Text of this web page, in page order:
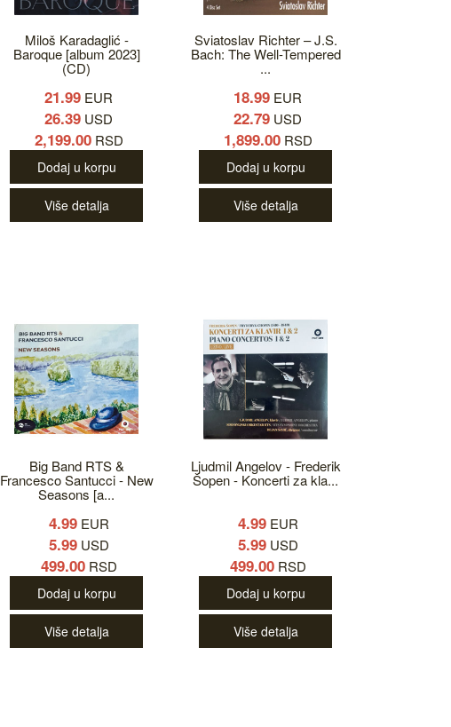
Miloš Karadaglić -
Baroque [album 2023]
(CD)
21.99 EUR
26.39 USD
2,199.00RSD
Dodaj u korpu
Više detalja
Sviatoslav Richter – J.S.
Bach: The Well-Tempered
...
18.99 EUR
22.79 USD
1,899.00RSD
Dodaj u korpu
Više detalja
Big Band RTS &
Francesco Santucci - New
Seasons [a...
4.99EUR
5.99USD
499.00RSD
Dodaj u korpu
Više detalja
Ljudmil Angelov - Frederik
Šopen - Koncerti za kla...
4.99EUR
5.99USD
499.00RSD
Dodaj u korpu
Više detalja